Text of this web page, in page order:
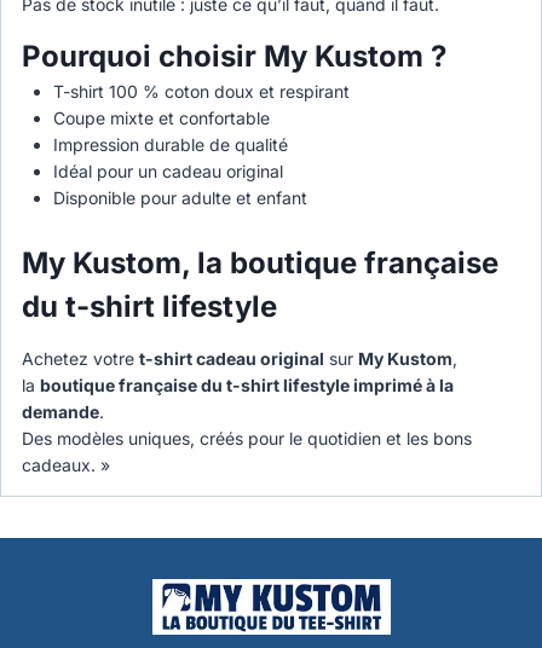
Pourquoi choisir My Kustom ?
T-shirt 100 % coton doux et respirant
Coupe mixte et confortable
Impression durable de qualité
Idéal pour un cadeau original
Disponible pour adulte et enfant
My Kustom, la boutique française
du t-shirt lifestyle
Achetez votre t-shirt cadeau original sur My Kustom,
la boutique française du t-shirt lifestyle imprimé à la
demande.
Des modèles uniques, créés pour le quotidien et les bons
cadeaux. »